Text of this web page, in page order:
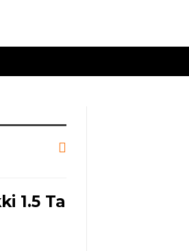
1.5 Та